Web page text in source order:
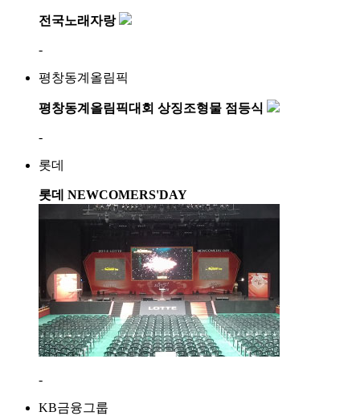
전국노래자랑
-
평창동계올림픽
평창동계올림픽대회 상징조형물 점등식
-
롯데
롯데 NEWCOMERS'DAY
-
KB금융그룹